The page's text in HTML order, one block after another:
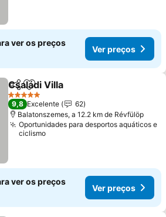
ver os preços
Ver preços
PartilharAdicionar aos favoritos
Családi Villa
5 Estrelas
9,8 Excelente
62
Balatonszemes, a 12.2 km de Révfülöp
Oportunidades para desportos aquáticos e
ciclismo
ver os preços
Ver preços